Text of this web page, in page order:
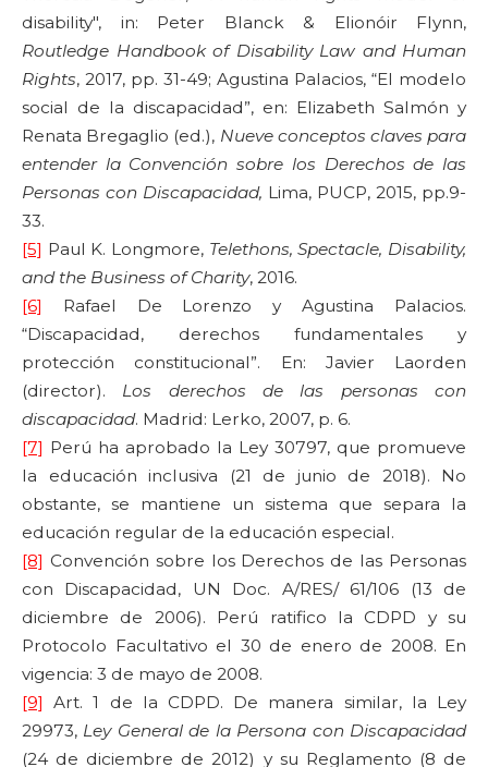
disability", in: Peter Blanck & Elionóir Flynn,
Routledge Handbook of Disability Law and Human
Rights, 2017, pp. 31-49; Agustina Palacios, “El modelo
social de la discapacidad”, en: Elizabeth Salmón y
Renata Bregaglio (ed.), Nueve conceptos claves para
entender la Convención sobre los Derechos de las
Personas con Discapacidad, Lima, PUCP, 2015, pp.9-
33.
[5] Paul K. Longmore, Telethons, Spectacle, Disability,
and the Business of Charity, 2016.
[6]
Rafael De Lorenzo y Agustina Palacios.
“Discapacidad, derechos fundamentales y
protección constitucional”. En: Javier Laorden
(director). Los derechos de las personas con
discapacidad. Madrid: Lerko, 2007, p. 6.
[7] Perú ha aprobado la Ley 30797, que promueve
la educación inclusiva (21 de junio de 2018). No
obstante, se mantiene un sistema que separa la
educación regular de la educación especial.
[8] Convención sobre los Derechos de las Personas
con Discapacidad, UN Doc. A/RES/ 61/106 (13 de
diciembre de 2006). Perú ratifico la CDPD y su
Protocolo Facultativo el 30 de enero de 2008. En
vigencia: 3 de mayo de 2008.
[9] Art. 1 de la CDPD. De manera similar, la Ley
29973, Ley General de la Persona con Discapacidad
(24 de diciembre de 2012) y su Reglamento (8 de